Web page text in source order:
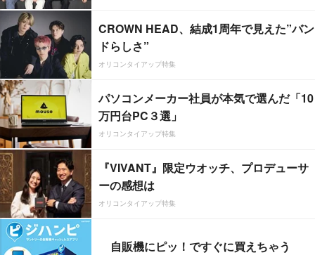
CROWN HEAD、結成1周年で見えた”バン
ドらしさ”
オリコンタイアップ特集
パソコンメーカー社員が本気で選んだ「10
万円台PC３選」
オリコンタイアップ特集
『VIVANT』限定ウオッチ、プロデューサ
ーの感想は
オリコンタイアップ特集
自販機にピッ！ですぐに買えちゃう